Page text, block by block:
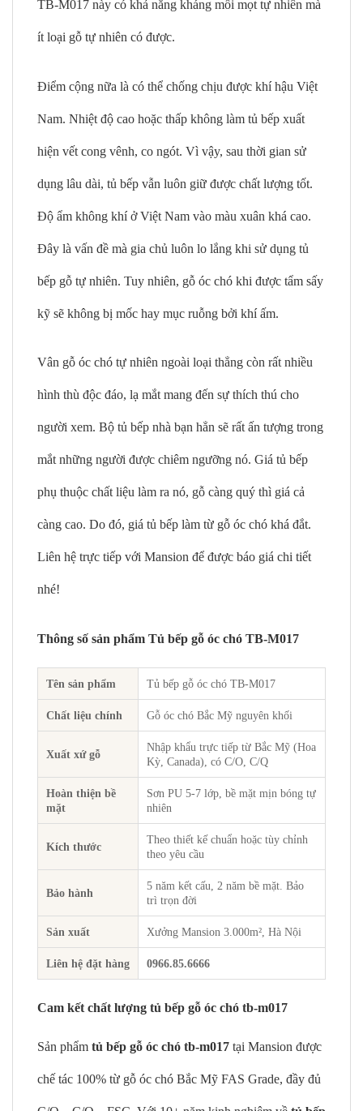
TB-M017 này có khả năng kháng mối mọt tự nhiên mà
ít loại gỗ tự nhiên có được.
Điểm cộng nữa là có thể chống chịu được khí hậu Việt
Nam. Nhiệt độ cao hoặc thấp không làm tủ bếp xuất
hiện vết cong vênh, co ngót. Vì vậy, sau thời gian sử
dụng lâu dài, tủ bếp vẫn luôn giữ được chất lượng tốt.
Độ ẩm không khí ở Việt Nam vào màu xuân khá cao.
Đây là vấn đề mà gia chủ luôn lo lắng khi sử dụng tủ
bếp gỗ tự nhiên. Tuy nhiên, gỗ óc chó khi được tẩm sấy
kỹ sẽ không bị mốc hay mục ruỗng bởi khí ấm.
Vân gỗ óc chó tự nhiên ngoài loại thẳng còn rất nhiều
hình thù độc đáo, lạ mắt mang đến sự thích thú cho
người xem. Bộ tủ bếp nhà bạn hẳn sẽ rất ấn tượng trong
mắt những người được chiêm ngưỡng nó. Giá tủ bếp
phụ thuộc chất liệu làm ra nó, gỗ càng quý thì giá cả
càng cao. Do đó, giá tủ bếp làm từ gỗ óc chó khá đắt.
Liên hệ trực tiếp với Mansion để được báo giá chi tiết
nhé!
Thông số sản phẩm Tủ bếp gỗ óc chó TB-M017
Tên sản phẩm Tủ bếp gỗ óc chó TB-M017
Chất liệu chính Gỗ óc chó Bắc Mỹ nguyên khối
Xuất xứ gỗ
Nhập khẩu trực tiếp từ Bắc Mỹ (Hoa
Kỳ, Canada), có C/O, C/Q
Hoàn thiện bề
mặt
Sơn PU 5-7 lớp, bề mặt mịn bóng tự
nhiên
Kích thước
Theo thiết kế chuẩn hoặc tùy chỉnh
theo yêu cầu
Bảo hành
5 năm kết cấu, 2 năm bề mặt. Bảo
trì trọn đời
Sản xuất Xưởng Mansion 3.000m², Hà Nội
Liên hệ đặt hàng 0966.85.6666
Cam kết chất lượng tủ bếp gỗ óc chó tb-m017
Sản phẩm tủ bếp gỗ óc chó tb-m017 tại Mansion được
chế tác 100% từ gỗ óc chó Bắc Mỹ FAS Grade, đầy đủ